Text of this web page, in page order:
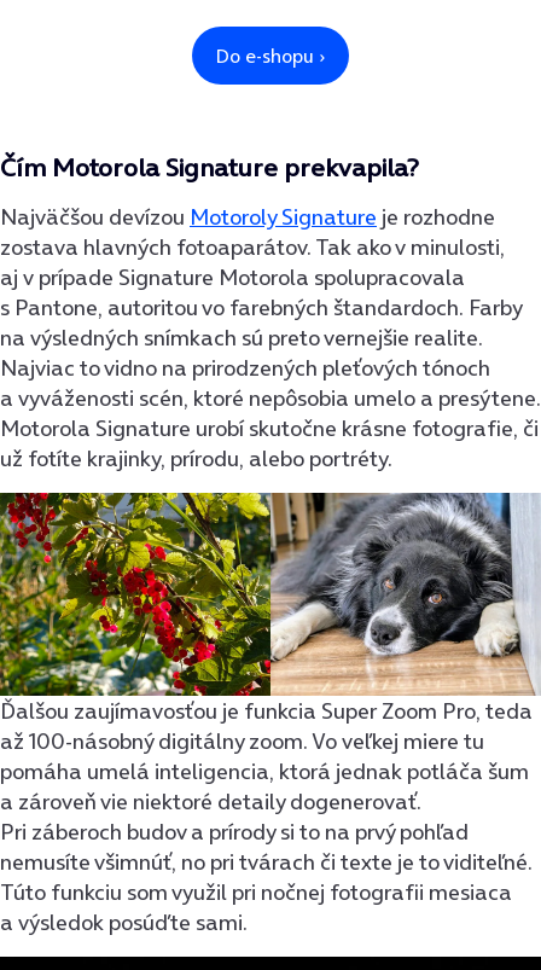
Čím Motorola Signature prekvapila?
Najväčšou devízou Motoroly Signature je rozhodne
zostava hlavných fotoaparátov. Tak ako v minulosti,
aj v prípade Signature Motorola spolupracovala
s Pantone, autoritou vo farebných štandardoch. Farby
na výsledných snímkach sú preto vernejšie realite.
Najviac to vidno na prirodzených pleťových tónoch
a vyváženosti scén, ktoré nepôsobia umelo a presýtene.
Motorola Signature urobí skutočne krásne fotografie, či
už fotíte krajinky, prírodu, alebo portréty.
Ďalšou zaujímavosťou je funkcia Super Zoom Pro, teda
až 100-násobný digitálny zoom. Vo veľkej miere tu
pomáha umelá inteligencia, ktorá jednak potláča šum
a zároveň vie niektoré detaily dogenerovať.
Pri záberoch budov a prírody si to na prvý pohľad
nemusíte všimnúť, no pri tvárach či texte je to viditeľné.
Túto funkciu som využil pri nočnej fotografii mesiaca
a výsledok posúďte sami.